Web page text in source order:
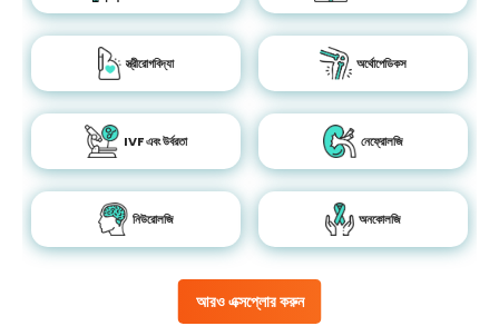
আরও এক্সপ্লোর করুন
স্ত্রীরোগবিদ্যা অর্থোপেডিকস
IVF এবং উর্বরতা নেফ্রোলজি
নিউরোলজি অনকোলজি